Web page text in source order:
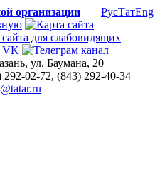
организации РусТатEng
ул. Баумана, 20
292-02-72, (843) 292-40-34